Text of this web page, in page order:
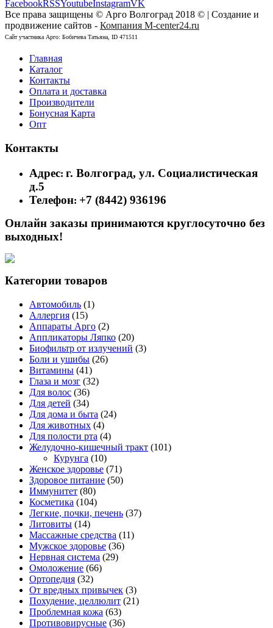
FacebookRSSYoutubeInstagramVK
Все права защищены © Арго Волгоград 2018 © | Создание и
продвижение сайтов - Компания M-center24.ru
Сайт участника Арго: Бобичева Татьяна, ID 471511
Главная
Каталог
Контакты
Оплата и доставка
Производители
Бонусная Карта
Опт
Контакты
Адрес: г. Волгоград, ул. Социалистическая
д.5
Телефон: +7 (8442) 936196
Онлайн заказы принимаются круглосуточно без
выходных!
Категории товаров
Автомобиль (1)
Аллергия (15)
Аппараты Арго (2)
Аппликаторы Ляпко (20)
Биофильтр от излучений (3)
Боли и ушибы (26)
Витамины (41)
Глаза и мозг (32)
Для волос (36)
Для детей (34)
Для дома и быта (24)
Для животных (4)
Для полости рта (4)
Желудочно-кишечный тракт (101)
Курунга (10)
Женское здоровье (71)
Здоровое питание (50)
Иммунитет (80)
Косметика (104)
Легкие, почки, печень (37)
Литовиты (14)
Массажные средства (11)
Мужское здоровье (36)
Нервная система (29)
Омоложение (66)
Ортопедия (32)
От вредных привычек (3)
Похудение, целлюлит (21)
Проблемная кожа (63)
Противовирусные (36)